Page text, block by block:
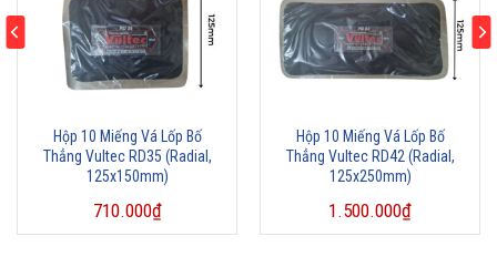
Hộp 10 Miếng Vá Lốp Bố
Thẳng Vultec RD35 (Radial,
125x150mm)
710.000₫
Hộp 10 Miếng Vá Lốp Bố
Thẳng Vultec RD42 (Radial,
125x250mm)
1.500.000₫